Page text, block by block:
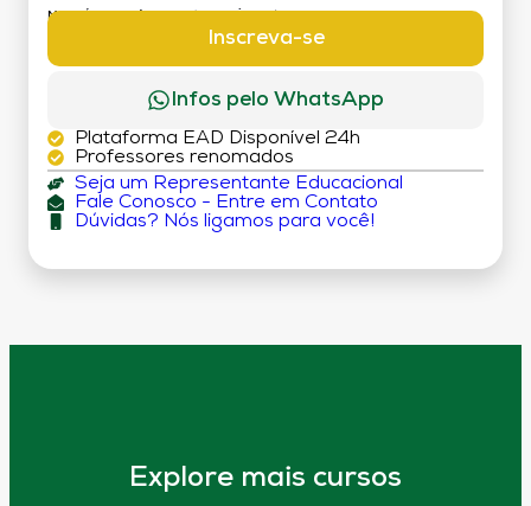
MATRÍCULA:
Inscreva-se
Infos pelo WhatsApp
Plataforma EAD Disponível 24h
Professores renomados
Seja um Representante Educacional
Fale Conosco - Entre em Contato
Dúvidas? Nós ligamos para você!
Explore mais cursos